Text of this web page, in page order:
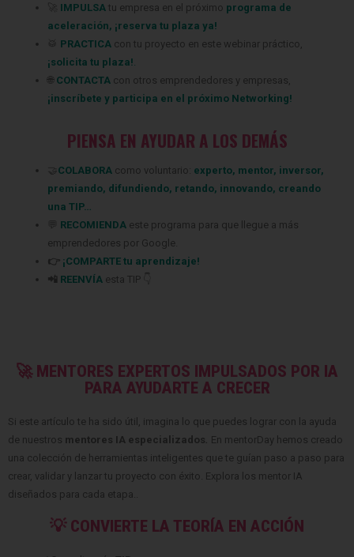
‍🚀 IMPULSA tu empresa en el próximo programa de
aceleración, ¡reserva tu plaza ya!
PRACTICA con tu proyecto en este webinar práctico,
¡solicita tu plaza!
🌐 CONTACTA con otros emprendedores y empresas,
¡inscríbete y participa en el próximo Networking!
PIENSA EN AYUDAR A LOS DEMÁS
🤝 COLABORA como voluntario: experto, mentor, inversor,
premiando, difundiendo, retando, innovando, creando
una TIP…
RECOMIENDA este programa para que llegue a más
emprendedores por Google.
👉 ¡COMPARTE tu aprendizaje!
📲 REENVÍA esta TIP 👇
🚀 MENTORES EXPERTOS IMPULSADOS POR IA
PARA AYUDARTE A CRECER
Si este artículo te ha sido útil, imagina lo que puedes lograr con la ayuda
de nuestros mentores IA especializados En mentorDay hemos creado
una colección de herramientas inteligentes que te guían paso a paso para
crear, validar y lanzar tu proyecto con éxito. Explora los mentor IA
diseñados para cada etapa..
💡 CONVIERTE LA TEORÍA EN ACCIÓN